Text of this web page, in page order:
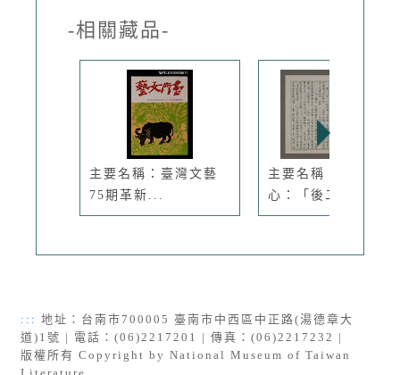
-相關藏品-
主要名稱：臺灣文藝
75期革新...
主要名稱：文化點
心：「後二二...
::: 地址：台南市700005 臺南市中西區中正路(湯德章大
道)1號 | 電話：(06)2217201 | 傳真：(06)2217232 |
版權所有 Copyright by National Museum of Taiwan